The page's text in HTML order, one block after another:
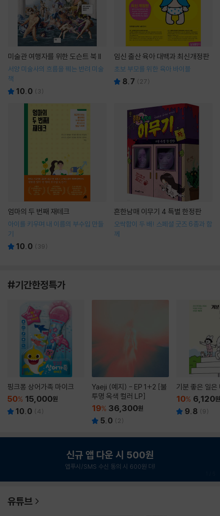
미술관 여행자를 위한 도슨트 북 II
서양 미술사의 흐름을 꿰는 반려 미술
책
10.0 ( 3)
임신 출산 육아 대백과 최신개정판
초보 부모를 위한 육아 바이블
8.7 ( 27)
엄마의 두 번째 재테크
아이를 키우며 내 이름의 부수입 만들
기
10.0 ( 39)
흔한남매 이무기 4 특별 한정판
오싹함이 두 배! 스페셜 굿즈 6종과 함
께
#기간한정특가
핑크퐁 상어가족 마이크
50% 15,000원
10.0 (4)
Yaeji (예지) - EP 1+2 [불
투명 옥색 컬러 LP]
19% 36,300원
5.0 ( 2)
기분 좋은 일은
10% 6,120원
9.8 (9)
신규 앱 다운 시 500원
앱푸시/SMS 수신 동의 시 600원 더!
유튜브